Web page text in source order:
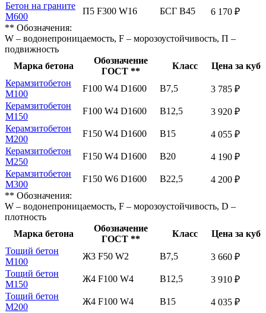
Бетон на граните
М600
П5 F300 W16 БСГ В45
6 170 ₽
** Обозначения:
W – водонепроницаемость, F – морозоустойчивость, П –
подвижность
Марка бетона
Обозначение
ГОСТ **
Класс
Цена за куб
Керамзитобетон
М100
F100 W4 D1600 В7,5
3 785 ₽
Керамзитобетон
М150
F100 W4 D1600 В12,5
3 920 ₽
Керамзитобетон
М200
F150 W4 D1600 В15
4 055 ₽
Керамзитобетон
М250
F150 W4 D1600 В20
4 190 ₽
Керамзитобетон
М300
F150 W6 D1600 В22,5
4 200 ₽
** Обозначения:
W – водонепроницаемость, F – морозоустойчивость, D –
плотность
Марка бетона
Обозначение
ГОСТ **
Класс
Цена за куб
Тощий бетон
М100
Ж3 F50 W2 В7,5
3 660 ₽
Тощий бетон
М150
Ж4 F100 W4 В12,5
3 910 ₽
Тощий бетон
М200
Ж4 F100 W4 В15
4 035 ₽